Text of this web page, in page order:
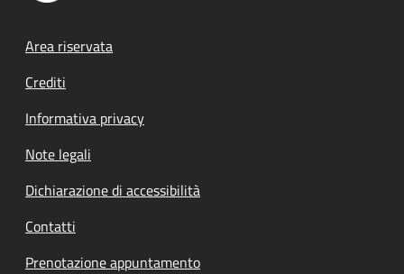
Footer menu
Area riservata
Crediti
Informativa privacy
Note legali
Dichiarazione di accessibilità
Contatti
Prenotazione appuntamento